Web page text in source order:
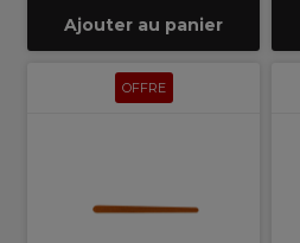
Ajouter au panier
OFFRE